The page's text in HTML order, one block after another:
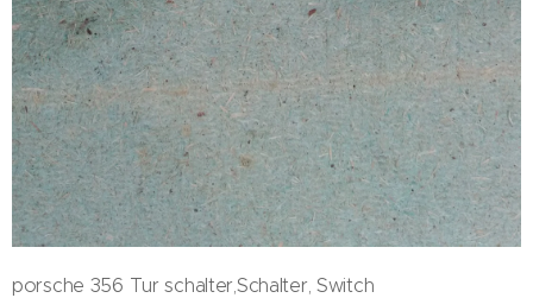
porsche 356 Tur schalter,Schalter, Switch